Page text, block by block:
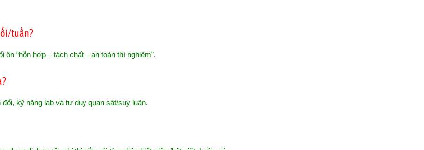
tuần?
ôn “hỗn hợp – tách chất – an toàn thí nghiệm”.
kỹ năng lab và tư duy quan sát/suy luận.